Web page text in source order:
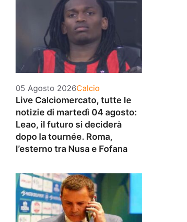
05 Agosto 2026Categorie
Calcio
Live Calciomercato, tutte le
notizie di martedì 04 agosto:
Leao, il futuro si deciderà
dopo la tournée. Roma,
l’esterno tra Nusa e Fofana